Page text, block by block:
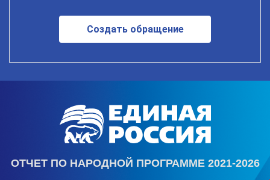
Создать обращение
ОТЧЕТ ПО НАРОДНОЙ ПРОГРАММЕ 2021-2026